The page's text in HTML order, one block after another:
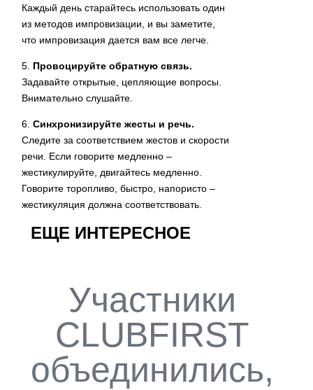
Каждый день старайтесь использовать один
из методов импровизации, и вы заметите,
что импровизация дается вам все легче.
5. Провоцируйте обратную связь.
Задавайте открытые, цепляющие вопросы.
Внимательно слушайте.
6. Синхронизируйте жесты и речь.
Следите за соответствием жестов и скорости
речи. Если говорите медленно –
жестикулируйте, двигайтесь медленно.
Говорите торопливо, быстро, напористо –
жестикуляция должна соответствовать.
ЕЩЕ ИНТЕРЕСНОЕ
Участники
CLUBFIRST
объединились,